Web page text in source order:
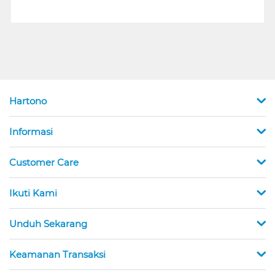
Hartono
Informasi
Customer Care
Ikuti Kami
Unduh Sekarang
Keamanan Transaksi